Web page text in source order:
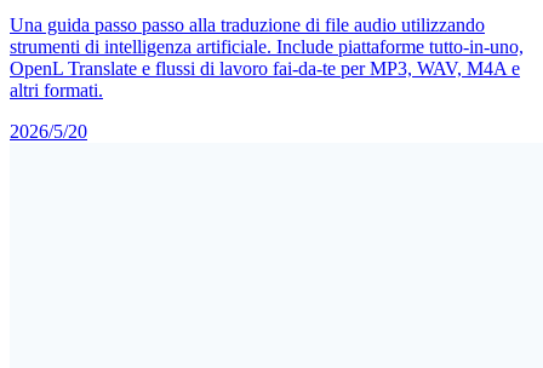
Una guida passo passo alla traduzione di file audio utilizzando
strumenti di intelligenza artificiale. Include piattaforme tutto-in-uno,
OpenL Translate e flussi di lavoro fai-da-te per MP3, WAV, M4A e
altri formati.
2026/5/20